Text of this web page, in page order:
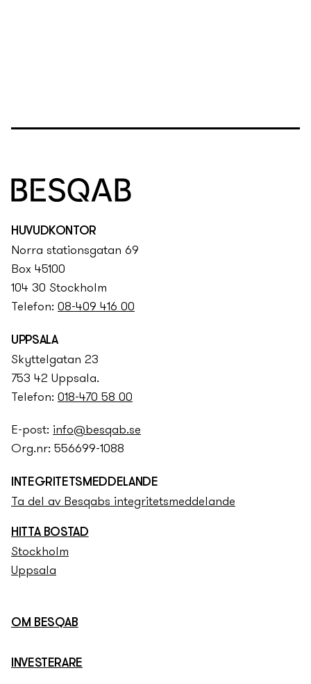
HUVUDKONTOR
Norra stationsgatan 69
Box 45100
104 30 Stockholm
Telefon: 08-409 416 00
UPPSALA
Skyttelgatan 23
753 42 Uppsala.
Telefon: 018-470 58 00
E-post: info@besqab.se
Org.nr: 556699-1088
INTEGRITETS­­MEDDELANDE
Ta del av Besqabs integritets­­meddelande
HITTA BOSTAD
Stockholm
Uppsala
OM BESQAB
INVESTERARE